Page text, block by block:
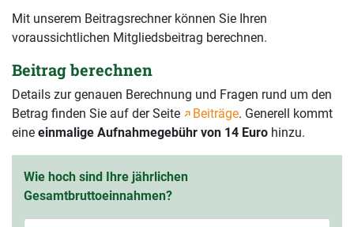
Mit unserem Beitragsrechner können Sie Ihren
voraussichtlichen Mitgliedsbeitrag berechnen.
Beitrag berechnen
Details zur genauen Berechnung und Fragen rund um den
Betrag finden Sie auf der Seite
Beiträge. Generell kommt
eine einmalige Aufnahmegebühr von 14 Euro hinzu.
Wie hoch sind Ihre jährlichen
Gesamtbruttoeinnahmen?